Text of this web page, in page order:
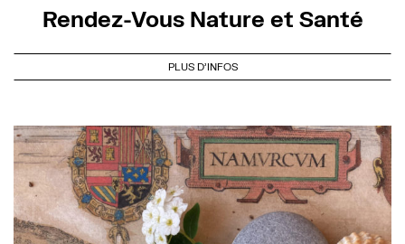
Rendez-Vous Nature et Santé
PLUS D'INFOS